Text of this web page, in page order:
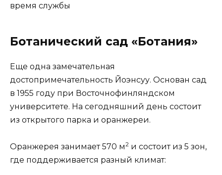
время службы
Ботанический сад «Ботания»
Еще одна замечательная
достопримечательность Йоэнсуу. Основан сад
в 1955 году при Восточнофинляндском
университете. На сегодняшний день состоит
из открытого парка и оранжереи.
Оранжерея занимает 570 м2 и состоит из 5 зон,
где поддерживается разный климат: